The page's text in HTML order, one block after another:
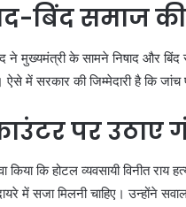
बिंद समाज
ने मुख्यमंत्री के सामने निषाद और
में सरकार की जिम्मेदारी है कि जांच
पर उठाए
किया कि होटल व्यवसायी विनीत
में सजा मिलनी चाहिए। उन्होंने